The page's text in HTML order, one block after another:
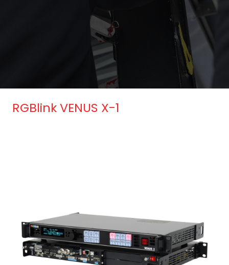
RGBlink VENUS X-1